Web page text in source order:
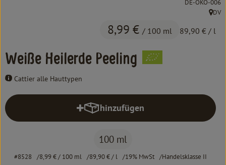
Aktuelles
Weiße Heilerde Peeling
Cattier alle Hauttypen
8,99 € / 100 ml 89,90 € / l
, Kontrollstelle:
DE-ÖKO-006
,DV
hinzufügen
Produkt zum Warenkorb
100 ml
#8528 8,99 €/ 100 ml 89,90 €/ l 19% MwSt Handelsklasse II